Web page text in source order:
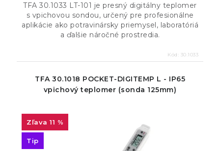
TFA 30.1033 LT-101 je presný digitálny teplomer
s vpichovou sondou, určený pre profesionálne
aplikácie ako potravinársky priemysel, laboratóriá
a ďalšie náročné prostredia.
Kód: 30.1033
TFA 30.1018 POCKET-DIGITEMP L - IP65
vpichový teplomer (sonda 125mm)
11 %
Tip